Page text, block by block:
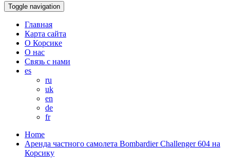
Toggle navigation
Главная
Карта сайта
О Корсике
О нас
Связь с нами
es
ru
uk
en
de
fr
Home
Аренда частного самолета Bombardier Challenger 604 на
Корсику